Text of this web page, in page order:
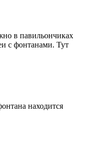
в павильончиках
с фонтанами. Тут
находится